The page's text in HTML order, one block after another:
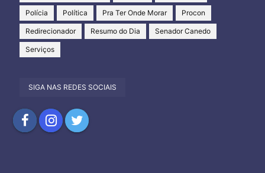
Polícia Política Pra Ter Onde Morar Procon
Redirecionador Resumo do Dia Senador Canedo
Serviços
SIGA NAS REDES SOCIAIS